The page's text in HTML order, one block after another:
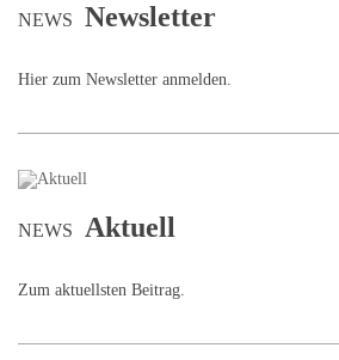
NEWS Newsletter
Hier zum Newsletter anmelden.
NEWS Aktuell
Zum aktuellsten Beitrag.